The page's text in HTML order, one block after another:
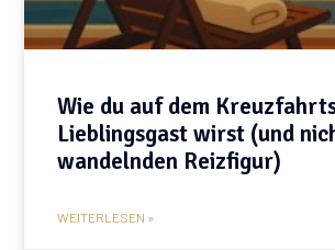
Wie du auf dem
Lieblingsgast wirst (und
wandelnden Reizfigur)
WEITERLESEN »